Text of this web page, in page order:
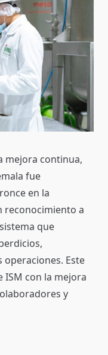
mejora continua,
fue
en la
reconocimiento a
que
Este
con la mejora
y